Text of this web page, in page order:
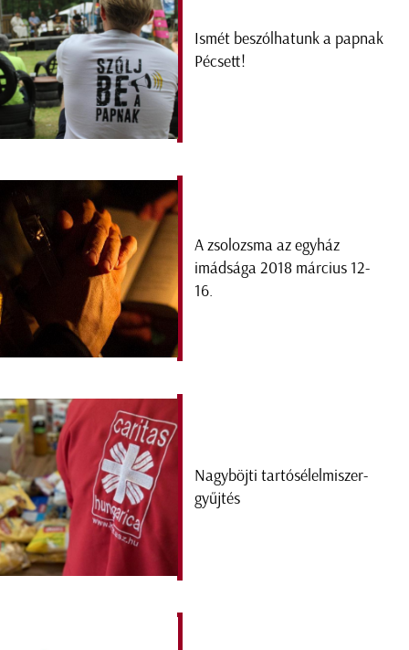
Ismét beszólhatunk a papnak
Pécsett!
A zsolozsma az egyház
imádsága 2018 március 12-
16.
Nagyböjti tartósélelmiszer-
gyűjtés